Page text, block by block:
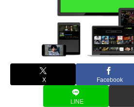
X Facebook
LINE